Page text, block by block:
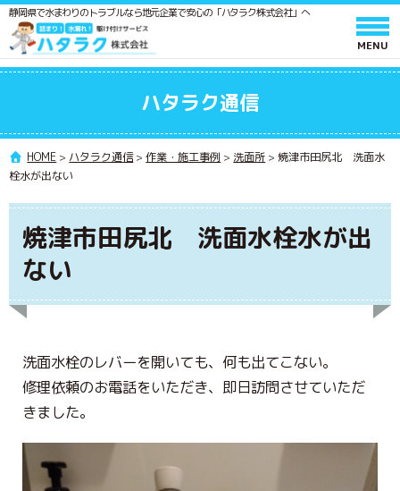
静岡県で水まわりのトラブルなら地元企業で安心の「ハタラク株式会社」へ
ホーム
サービスと料金
作業の流れ
よくあるご質問
会社情報
採用情報
協力業者募集
ハタラク通信
ハタラクブログ
ハタラク通信
HOME > ハタラク通信>作業・施工事例 > 洗面所 >焼津市田尻北 洗面水
栓水が出ない
焼津市田尻北 洗面水栓水が出
ない
洗面水栓のレバーを開いても、何も出てこない。
修理依頼のお電話をいただき、即日訪問させていただ
きました。